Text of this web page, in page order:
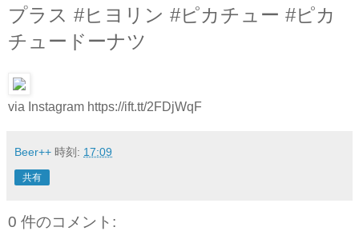
プラス #ヒヨリン #ピカチュー #ピカ
チュードーナツ
via Instagram https://ift.tt/2FDjWqF
Beer++ 時刻: 17:09
共有
0 件のコメント: